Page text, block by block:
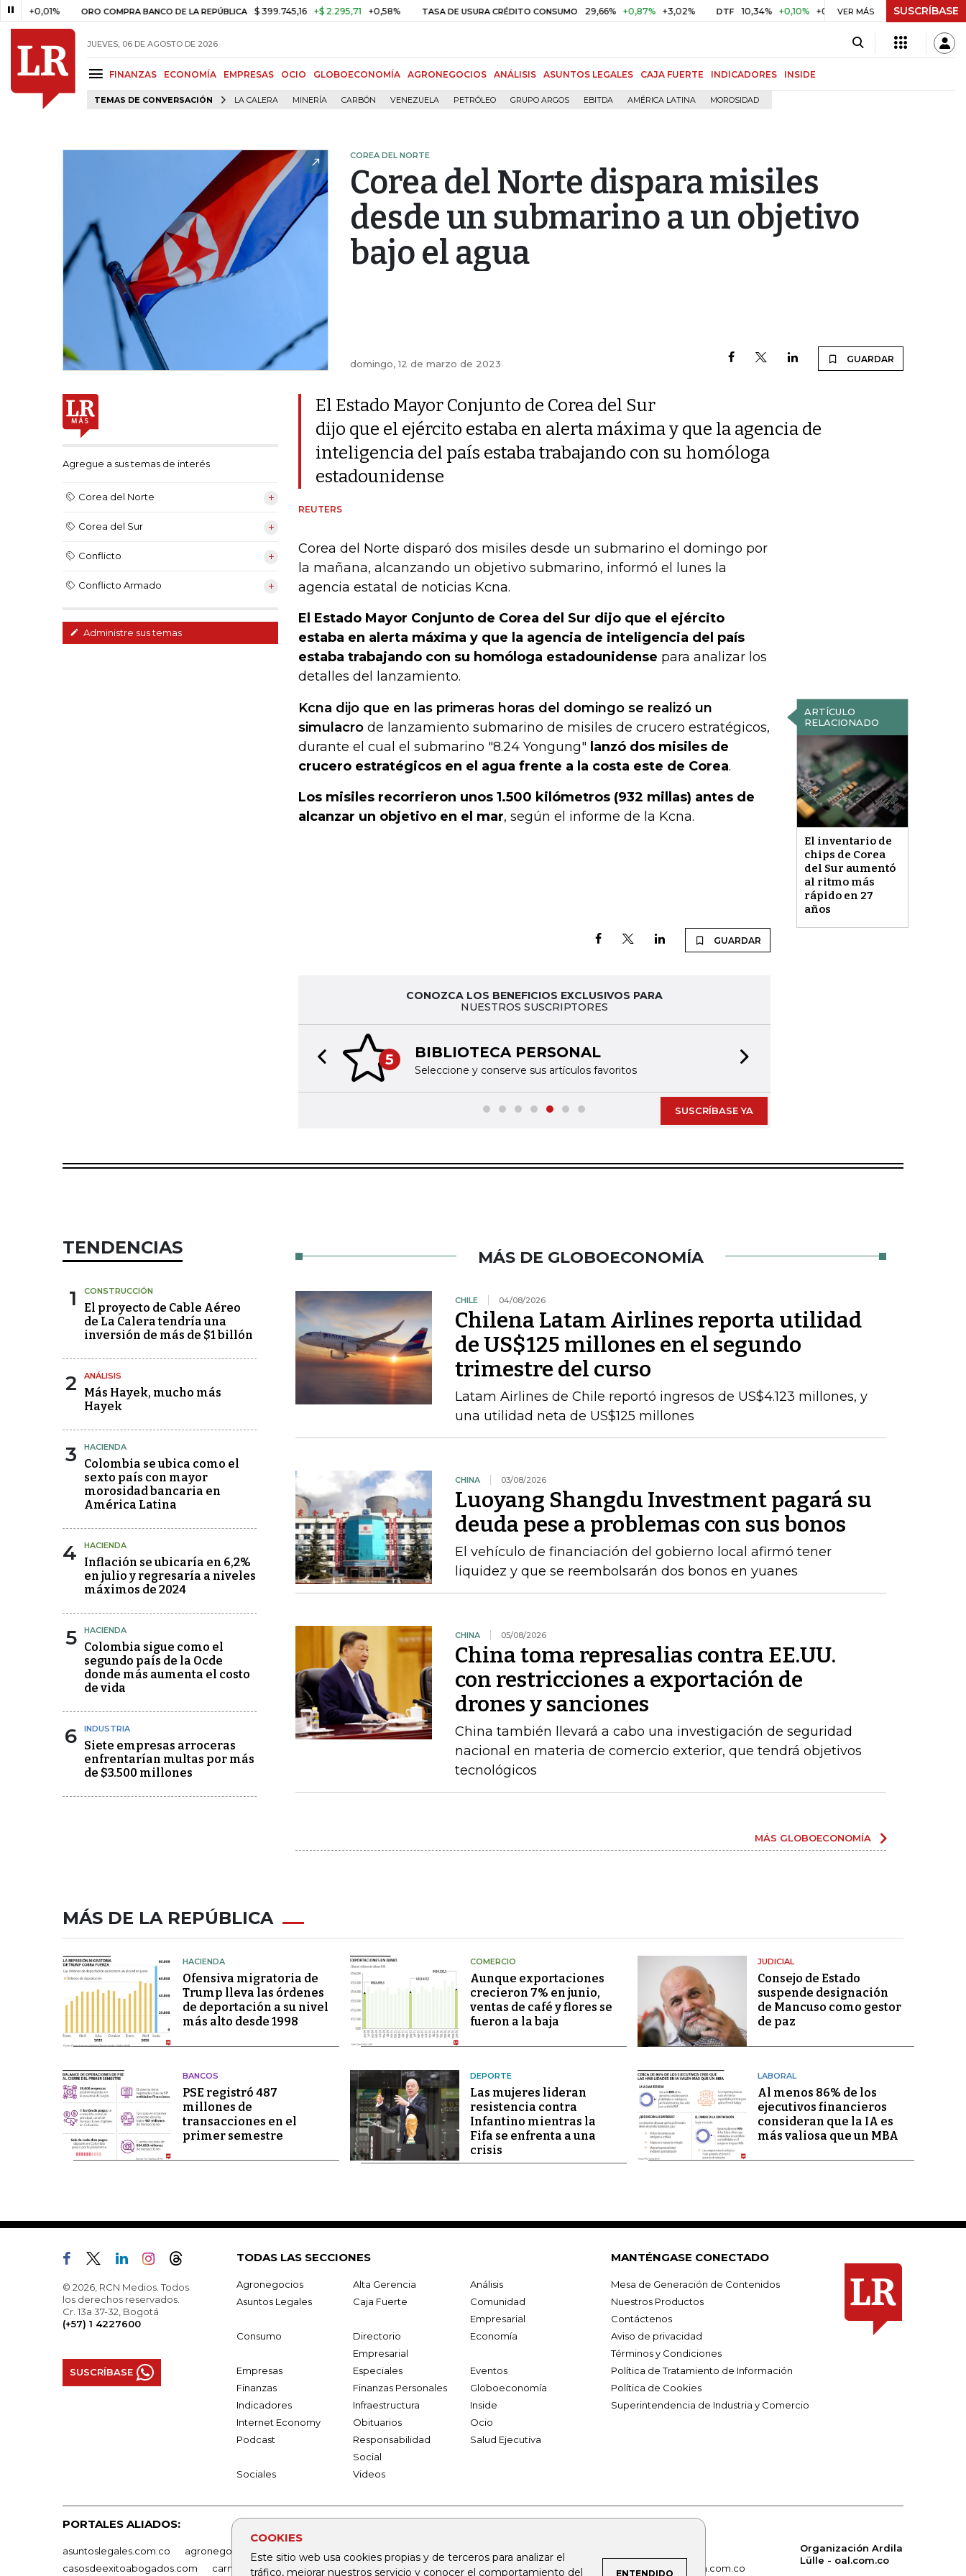
ORO COMPRA BANCO DE LA REPÚBLICA $ 399.745,16 +$ 2.295,71 +0,58% TASA DE USURA CRÉDITO CONSUMO 29,66% +0,87% +3,02% DTF 10,34% +0,10% +0,98% UVR $ 416,86 +$ 0,05
VER MÁS SUSCRÍBASE
JUEVES, 06 DE AGOSTO DE 2026
FINANZAS ECONOMÍA EMPRESAS OCIO GLOBOECONOMÍA AGRONEGOCIOS ANÁLISIS ASUNTOS LEGALES CAJA FUERTE INDICADORES INSIDE
TEMAS DE CONVERSACIÓN LA CALERA MINERÍA CARBÓN VENEZUELA PETRÓLEO GRUPO ARGOS EBITDA AMÉRICA LATINA MOROSIDAD
COOKIES
Este sitio web usa cookies propias y de terceros para analizar el
tráfico, mejorar nuestros servicio y conocer el comportamiento del
ENTENDIDO
COREA DEL NORTE
Corea del Norte dispara misiles
desde un submarino a un objetivo
bajo el agua
domingo, 12 de marzo de 2023 GUARDAR
Agregue a sus temas de interés
Corea del Norte
Corea del Sur
Conflicto
Conflicto Armado
Administre sus temas
El Estado Mayor Conjunto de Corea del Sur
dijo que el ejército estaba en alerta máxima y que la agencia de
inteligencia del país estaba trabajando con su homóloga
estadounidense
REUTERS
Corea del Norte disparó dos misiles desde un submarino el domingo por
la mañana, alcanzando un objetivo submarino, informó el lunes la
agencia estatal de noticias Kcna.
El Estado Mayor Conjunto de Corea del Sur dijo que el ejército
estaba en alerta máxima y que la agencia de inteligencia del país
estaba trabajando con su homóloga estadounidense para analizar los
detalles del lanzamiento.
ARTÍCULO
RELACIONADO
El inventario de
chips de Corea
del Sur aumentó
al ritmo más
rápido en 27
años
Kcna dijo que en las primeras horas del domingo se realizó un
simulacro de lanzamiento submarino de misiles de crucero estratégicos,
durante el cual el submarino "8.24 Yongung" lanzó dos misiles de
crucero estratégicos en el agua frente a la costa este de Corea.
Los misiles recorrieron unos 1.500 kilómetros (932 millas) antes de
alcanzar un objetivo en el mar, según el informe de la Kcna.
GUARDAR
CONOZCA LOS BENEFICIOS EXCLUSIVOS PARA
NUESTROS SUSCRIPTORES
5 BIBLIOTECA PERSONAL
Seleccione y conserve sus artículos favoritos
Previous slide
SUSCRÍBASE YA
TENDENCIAS
1 CONSTRUCCIÓN
El proyecto de Cable Aéreo
de La Calera tendría una
inversión de más de $1 billón
2 ANÁLISIS
Más Hayek, mucho más
Hayek
3 HACIENDA
Colombia se ubica como el
sexto país con mayor
morosidad bancaria en
América Latina
4 HACIENDA
Inflación se ubicaría en 6,2%
en julio y regresaría a niveles
máximos de 2024
5 HACIENDA
Colombia sigue como el
segundo país de la Ocde
donde más aumenta el costo
de vida
6 INDUSTRIA
Siete empresas arroceras
enfrentarían multas por más
de $3.500 millones
MÁS DE GLOBOECONOMÍA
CHILE 04/08/2026
Chilena Latam Airlines reporta utilidad
de US$125 millones en el segundo
trimestre del curso
Latam Airlines de Chile reportó ingresos de US$4.123 millones, y
una utilidad neta de US$125 millones
CHINA 03/08/2026
Luoyang Shangdu Investment pagará su
deuda pese a problemas con sus bonos
El vehículo de financiación del gobierno local afirmó tener
liquidez y que se reembolsarán dos bonos en yuanes
CHINA 05/08/2026
China toma represalias contra EE.UU.
con restricciones a exportación de
drones y sanciones
China también llevará a cabo una investigación de seguridad
nacional en materia de comercio exterior, que tendrá objetivos
tecnológicos
MÁS GLOBOECONOMÍA
MÁS DE LA REPÚBLICA
HACIENDA
Ofensiva migratoria de
Trump lleva las órdenes
de deportación a su nivel
más alto desde 1998
COMERCIO
Aunque exportaciones
crecieron 7% en junio,
ventas de café y flores se
fueron a la baja
JUDICIAL
Consejo de Estado
suspende designación
de Mancuso como gestor
de paz
BANCOS
PSE registró 487
millones de
transacciones en el
primer semestre
DEPORTE
Las mujeres lideran
resistencia contra
Infantino mientras la
Fifa se enfrenta a una
crisis
LABORAL
Al menos 86% de los
ejecutivos financieros
consideran que la IA es
más valiosa que un MBA
© 2026, RCN Medios. Todos
los derechos reservados.
Cr. 13a 37-32, Bogotá
(+57) 1 4227600
SUSCRÍBASE
TODAS LAS SECCIONES
Agronegocios Alta Gerencia
Análisis
Asuntos Legales
Caja Fuerte
Comunidad
Empresarial
Consumo
Directorio
Empresarial
Economía
Empresas Especiales
Eventos
Finanzas
Finanzas Personales
Globoeconomía
Indicadores
Infraestructura
Inside
Internet Economy
Obituarios
Ocio
Podcast
Responsabilidad
Social
Salud Ejecutiva
Sociales Videos
MANTÉNGASE CONECTADO
Mesa de Generación de Contenidos
Nuestros Productos
Contáctenos
Aviso de privacidad
Términos y Condiciones
Política de Tratamiento de Información
Política de Cookies
Superintendencia de Industria y Comercio
PORTALES ALIADOS:
asuntoslegales.com.co agronegocios.co empresas.larepublica.co firmasdeabogados.com
bolsaencolombia.com
casosdeexitoabogados.com
carnavalindustriacultural.com canalrcn.com rcnradio.com noticiasrcn.com lafm.com.co alerta.com.co
Organización Ardila
Lülle - oal.com.co